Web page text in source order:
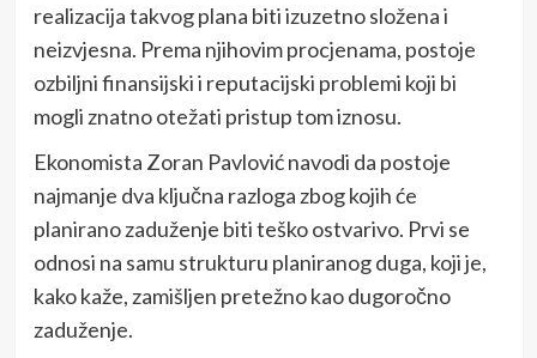
realizacija takvog plana biti izuzetno složena i
neizvjesna. Prema njihovim procjenama, postoje
ozbiljni finansijski i reputacijski problemi koji bi
mogli znatno otežati pristup tom iznosu.
Ekonomista Zoran Pavlović navodi da postoje
najmanje dva ključna razloga zbog kojih će
planirano zaduženje biti teško ostvarivo. Prvi se
odnosi na samu strukturu planiranog duga, koji je,
kako kaže, zamišljen pretežno kao dugoročno
zaduženje.